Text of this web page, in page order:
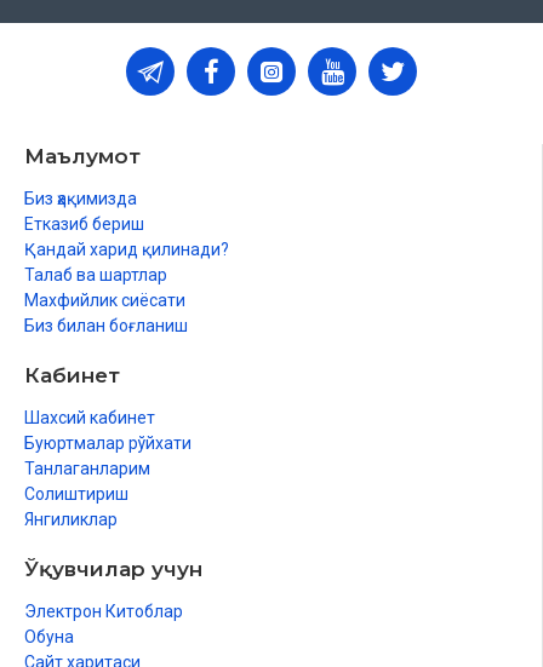
Маълумот
Биз ҳақимизда
Етказиб бериш
Қандай харид қилинади?
Талаб ва шартлар
Махфийлик сиёсати
Биз билан боғланиш
Кабинет
Шахсий кабинет
Буюртмалар рўйхати
Танлаганларим
Солиштириш
Янгиликлар
Ўқувчилар учун
Электрон Китоблар
Обуна
Сайт харитаси